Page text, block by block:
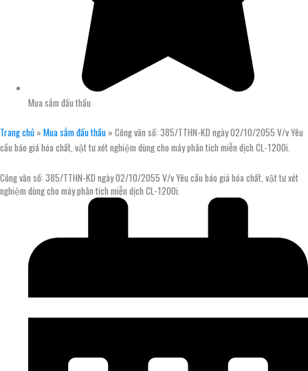
Mua sắm đấu thầu
Trang chủ » Mua sắm đấu thầu » Công văn số: 385/TTHN-KD ngày 02/10/2055 V/v Yêu
cầu báo giá hóa chất, vật tư xét nghiệm dùng cho máy phân tích miễn dịch CL-1200i.
Công văn số: 385/TTHN-KD ngày 02/10/2055 V/v Yêu cầu báo giá hóa chất, vật tư xét
nghiệm dùng cho máy phân tích miễn dịch CL-1200i.